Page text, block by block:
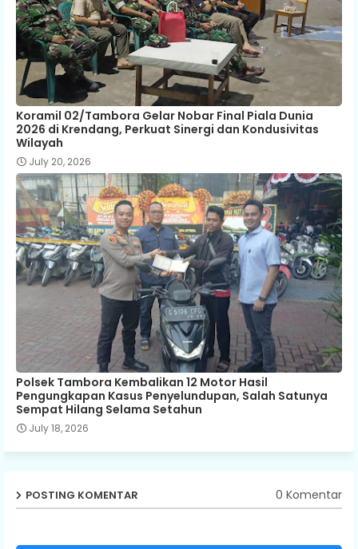
Koramil 02/Tambora Gelar Nobar Final Piala Dunia
2026 di Krendang, Perkuat Sinergi dan Kondusivitas
Wilayah
July 20, 2026
Polsek Tambora Kembalikan 12 Motor Hasil
Pengungkapan Kasus Penyelundupan, Salah Satunya
Sempat Hilang Selama Setahun
July 18, 2026
POSTING KOMENTAR 0 Komentar